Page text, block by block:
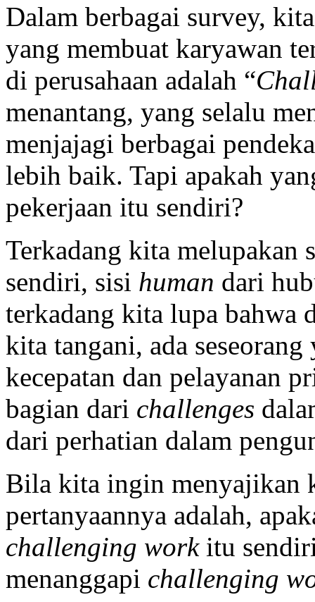
Dalam berbagai survey,
yang membuat karyawan
di perusahaan adalah “
menantang, yang selalu
menjajagi berbagai
lebih baik. Tapi apakah
pekerjaan itu sendiri?
Terkadang kita melupakan
sendiri, sisi human dari
terkadang kita lupa bahwa
kita tangani, ada
kecepatan dan pelayanan
bagian dari challenges
dari perhatian dalam
Bila kita ingin menyajikan
pertanyaannya adalah,
challenging workitu
menanggapi challenging